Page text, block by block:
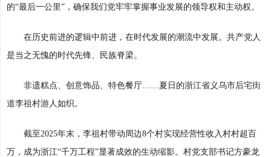
的“最后一公里”，确保我们党牢牢掌握事业发展的领导权和主动权。
在历史前进的逻辑中前进，在时代发展的潮流中发展。共产党人
是当之无愧的时代先锋、民族脊梁。
非遗糕点、创意饰品、特色餐厅……夏日的浙江省义乌市后宅街
道李祖村游人如织。
截至2025年末，李祖村带动周边8个村实现经营性收入村村超百
万，成为浙江“千万工程”显著成效的生动缩影。村党支部书记方豪龙